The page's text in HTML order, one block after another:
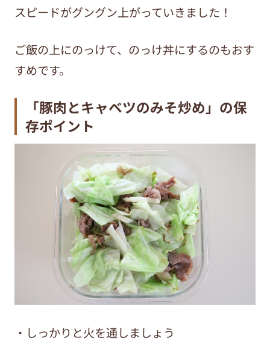
スピードがグングン上がっていきました！
ご飯の上にのっけて、のっけ丼にするのもおす
すめです。
「豚肉とキャベツのみそ炒め」の保
存ポイント
・しっかりと火を通しましょう